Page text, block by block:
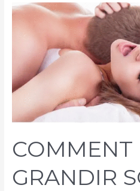
COMMENT
GRANDIR